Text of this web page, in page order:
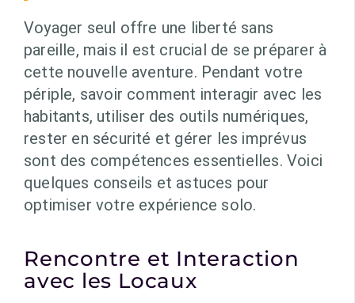
Voyager seul offre une liberté sans
pareille, mais il est crucial de se préparer à
cette nouvelle aventure. Pendant votre
périple, savoir comment interagir avec les
habitants, utiliser des outils numériques,
rester en sécurité et gérer les imprévus
sont des compétences essentielles. Voici
quelques conseils et astuces pour
optimiser votre expérience solo.
Rencontre et Interaction
avec les Locaux